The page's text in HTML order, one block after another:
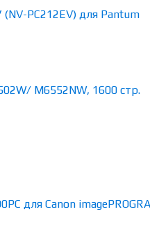
PC212EV) для Pantum